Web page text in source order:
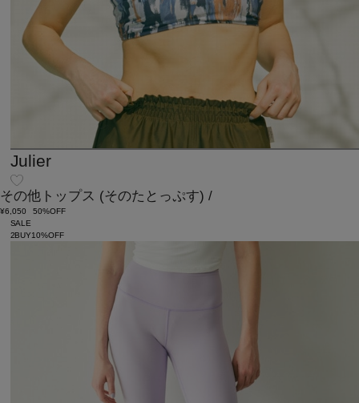
Julier
その他トップス (そのたとっぷす) /
¥6,050
50%OFF
SALE
2BUY10%OFF